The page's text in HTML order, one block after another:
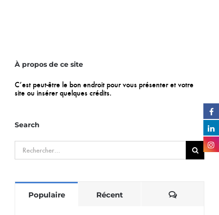
À propos de ce site
C’est peut-être le bon endroit pour vous présenter et votre
site ou insérer quelques crédits.
Search
Rechercher:
Populaire Récent